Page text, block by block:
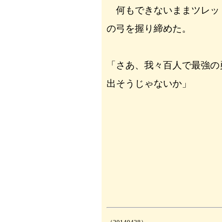
何もできないままツレッ
の弓を握り締めた。
「さあ、我々百人で最強
出そうじゃないか」